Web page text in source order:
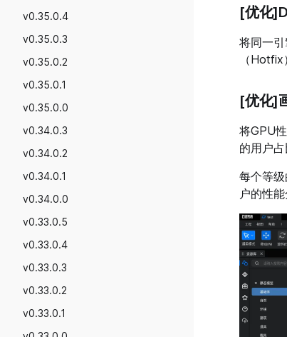
v0.35.0.4
v0.35.0.3
v0.35.0.2
v0.35.0.1
v0.35.0.0
v0.34.0.3
v0.34.0.2
v0.34.0.1
v0.34.0.0
v0.33.0.5
v0.33.0.4
v0.33.0.3
v0.33.0.2
v0.33.0.1
[优化
将同一
（
[优化]
将GPU
的用户
每个等
户的性